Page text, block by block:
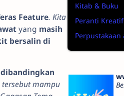
Feature. Kita
yang masih
bersalin di
mampu
Kitab & Buku
Peranti
Perpustakaan